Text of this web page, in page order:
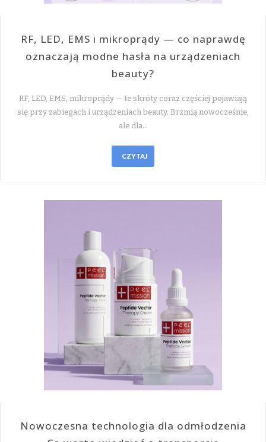
RF, LED, EMS i mikroprądy — co naprawdę
oznaczają modne hasła na urządzeniach
beauty?
RF, LED, EMS, mikroprądy — te skróty coraz częściej pojawiają
się przy zabiegach i urządzeniach beauty. Brzmią nowocześnie,
ale dla…
CZYTAJ
Nowoczesna technologia dla odmłodzenia